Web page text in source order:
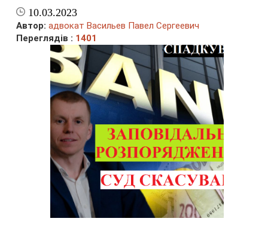
10.03.2023
Автор: адвокат Васильев Павел Сергеевич
Переглядів : 1401